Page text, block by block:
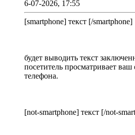
6-07-2026, 17:55
[smartphone] текст [/smartphone]
будет выводить текст
посетитель просматривает
телефона.
[not-smartphone] текст [/not-